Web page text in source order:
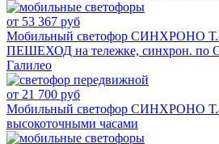
от 53 367 руб
Мобильный светофор СИНХРОНО
ПЕШЕХОД на тележке, синхрон. по
Галилео
от 21 700 руб
Мобильный светофор СИНХРОНО
высокоточными часами